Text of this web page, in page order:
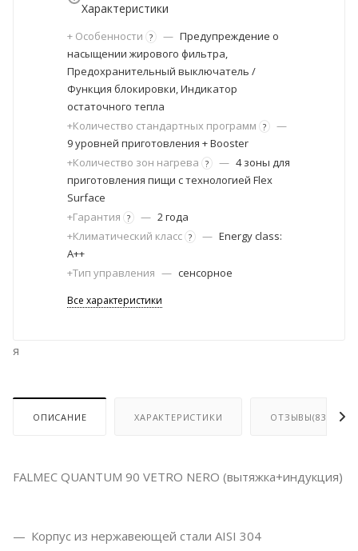
Характеристики
+ Особенности ? — Предупреждение о
насыщении жирового фильтра,
Предохранительный выключатель /
Функция блокировки, Индикатор
остаточного тепла
+Количество стандартных программ ?
—
9 уровней приготовления + Booster
+Количество зон нагрева ? — 4 зоны для
приготовления пищи с технологией Flex
Surface
+Гарантия ? — 2 года
+Климатический класс ? — Energy class:
A++
+Тип управления — сенсорное
Все характеристики
я
ОПИСАНИЕ ХАРАКТЕРИСТИКИ ОТЗЫВЫ(83)
FALMEC QUANTUM 90 VETRO NERO (вытяжка+индукция)
Корпус из нержавеющей стали AISI 304